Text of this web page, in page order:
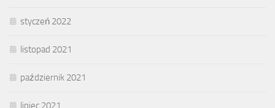
styczeń 2022
listopad 2021
październik 2021
lipiec 2021